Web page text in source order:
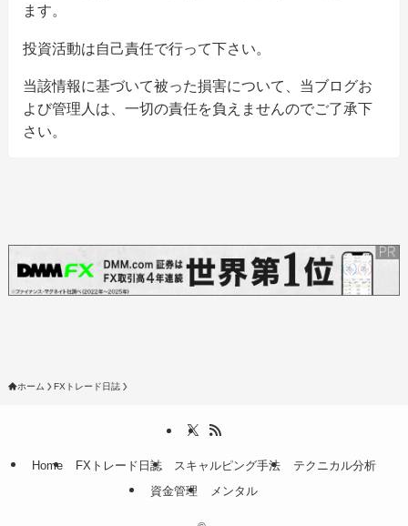
ます。
投資活動は自己責任で行って下さい。
当該情報に基づいて被った損害について、当ブログお
よび管理人は、一切の責任を負えませんのでご了承下
さい。
ホーム FXトレード日誌
Home FXトレード日誌 スキャルピング手法
テクニカル分析
資金管理
メンタル